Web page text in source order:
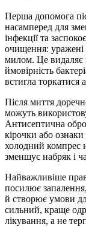
Перша допомога
насамперед для
інфекції та
очищення:
милом. Це видаляє
ймовірність
встигла торкатися
Після миття
можуть
Антисептична
кірочки або
холодний компрес
зменшує набряк і
Найважливіше
посилює
й створює умови
сильний, краще
лікування, а не